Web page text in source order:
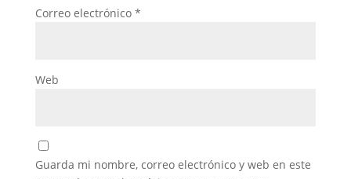
Correo electrónico *
Web
Guarda mi nombre, correo electrónico y web en este